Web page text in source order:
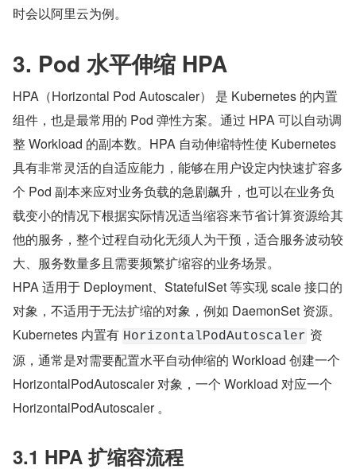
时会以阿里云为例。
3. Pod 水平伸缩 HPA
HPA（Horizontal Pod Autoscaler） 是 Kubernetes 的内置
组件，也是最常用的 Pod 弹性方案。通过 HPA 可以自动调
整 Workload 的副本数。HPA 自动伸缩特性使 Kubernetes
具有非常灵活的自适应能力，能够在用户设定内快速扩容多
个 Pod 副本来应对业务负载的急剧飙升，也可以在业务负
载变小的情况下根据实际情况适当缩容来节省计算资源给其
他的服务，整个过程自动化无须人为干预，适合服务波动较
大、服务数量多且需要频繁扩缩容的业务场景。
HPA 适用于 Deployment、StatefulSet 等实现 scale 接口的
对象，不适用于无法扩缩的对象，例如 DaemonSet 资源。
Kubernetes 内置有 HorizontalPodAutoscaler 资
源，通常是对需要配置水平自动伸缩的 Workload 创建一个
HorizontalPodAutoscaler 对象，一个 Workload 对应一个
HorizontalPodAutoscaler 。
3.1 HPA 扩缩容流程